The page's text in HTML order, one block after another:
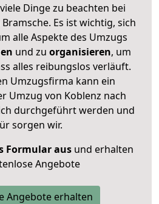
Dinge zu beachten bei
Es ist wichtig, sich
alle Aspekte des Umzugs
und zu organisieren, um
alles reibungslos verläuft.
Umzugsfirma kann ein
Umzug von Koblenz nach
durchgeführt werden und
sorgen wir.
Formular ausund erhalten
Angebote
Angebote erhalten